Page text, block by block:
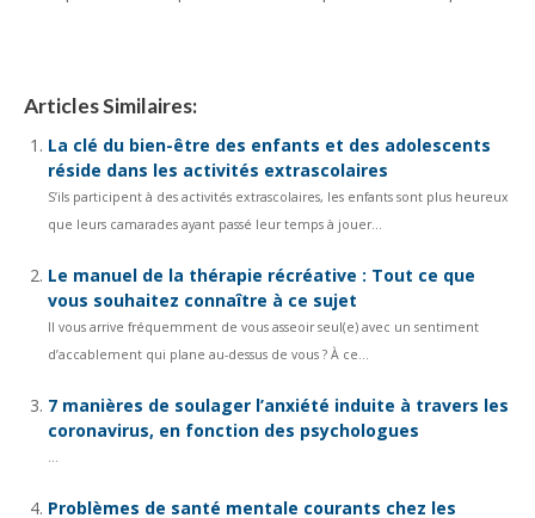
Articles Similaires:
La clé du bien-être des enfants et des adolescents
réside dans les activités extrascolaires
S’ils participent à des activités extrascolaires, les enfants sont plus heureux
que leurs camarades ayant passé leur temps à jouer...
Le manuel de la thérapie récréative : Tout ce que
vous souhaitez connaître à ce sujet
Il vous arrive fréquemment de vous asseoir seul(e) avec un sentiment
d’accablement qui plane au-dessus de vous ? À ce...
7 manières de soulager l’anxiété induite à travers les
coronavirus, en fonction des psychologues
...
Problèmes de santé mentale courants chez les